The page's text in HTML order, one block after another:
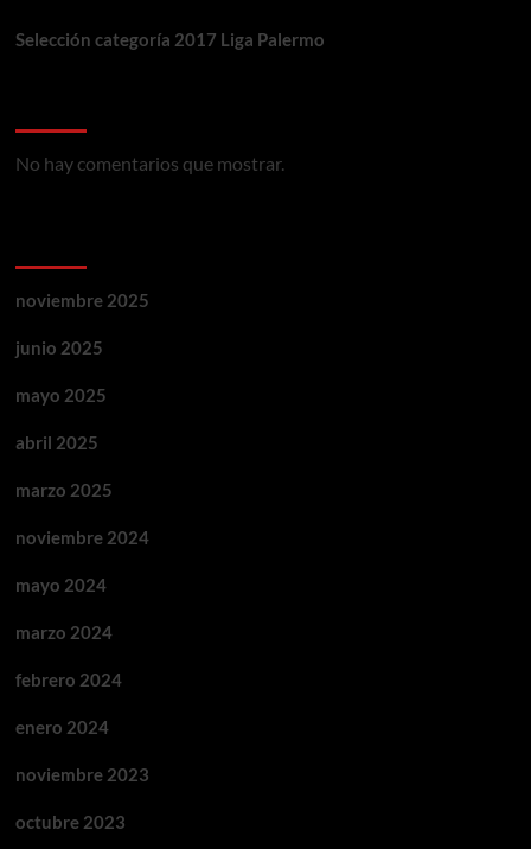
Selección categoría 2017 Liga Palermo
No hay comentarios que mostrar.
noviembre 2025
junio 2025
mayo 2025
abril 2025
marzo 2025
noviembre 2024
mayo 2024
marzo 2024
febrero 2024
enero 2024
noviembre 2023
octubre 2023